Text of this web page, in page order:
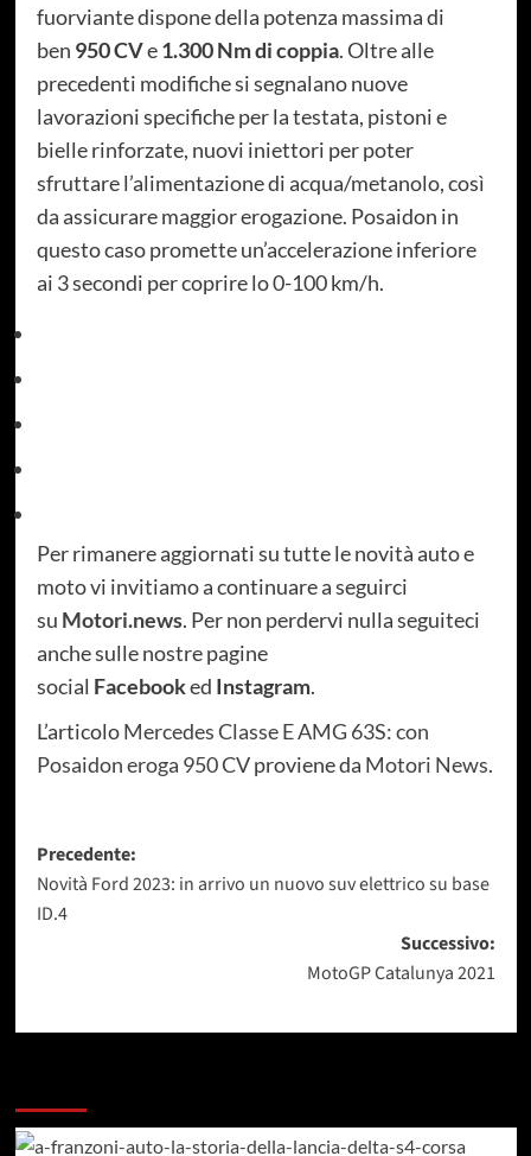
fuorviante dispone della potenza massima di
ben 950 CVe1.300 Nm di coppia. Oltre alle
precedenti modifiche si segnalano nuove
lavorazioni specifiche per la testata, pistoni e
bielle rinforzate, nuovi iniettori per poter
sfruttare l’alimentazione di acqua/metanolo, così
da assicurare maggior erogazione. Posaidon in
questo caso promette un’accelerazione inferiore
ai 3 secondi per coprire lo 0-100 km/h.
Per rimanere aggiornati su tutte le novità auto e
moto vi invitiamo a continuare a seguirci
su Motori.news. Per non perdervi nulla seguiteci
anche sulle nostre pagine
social Facebooked Instagram.
L’articoloMercedes Classe E AMG 63S: con
Posaidon eroga 950 CVproviene da Motori News.
Navigazione
articolo
Precedente:
Novità Ford 2023: in arrivo un nuovo suv elettrico su base
ID.4
Successivo:
MotoGP Catalunya 2021